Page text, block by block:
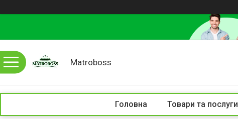
Matroboss
Головна Товари та послуги